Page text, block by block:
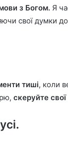
з Богом. Я
свої думки
тиші, коли
скеруйте